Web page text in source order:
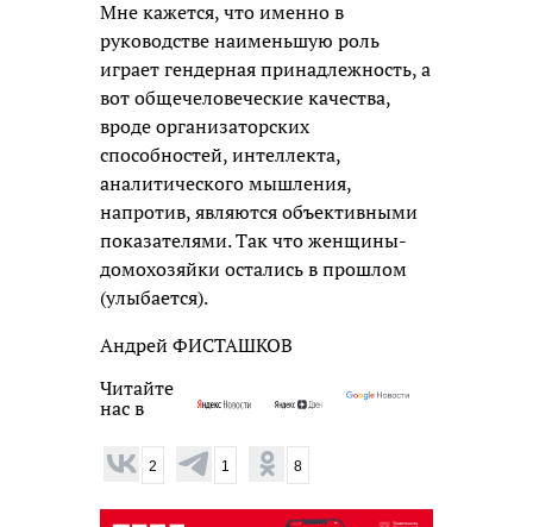
Мне кажется, что именно в
руководстве наименьшую роль
играет гендерная принадлежность, а
вот общечеловеческие качества,
вроде организаторских
способностей, интеллекта,
аналитического мышления,
напротив, являются объективными
показателями. Так что женщины-
домохозяйки остались в прошлом
(улыбается).
Андрей ФИСТАШКОВ
Читайте
нас в
2 1 8